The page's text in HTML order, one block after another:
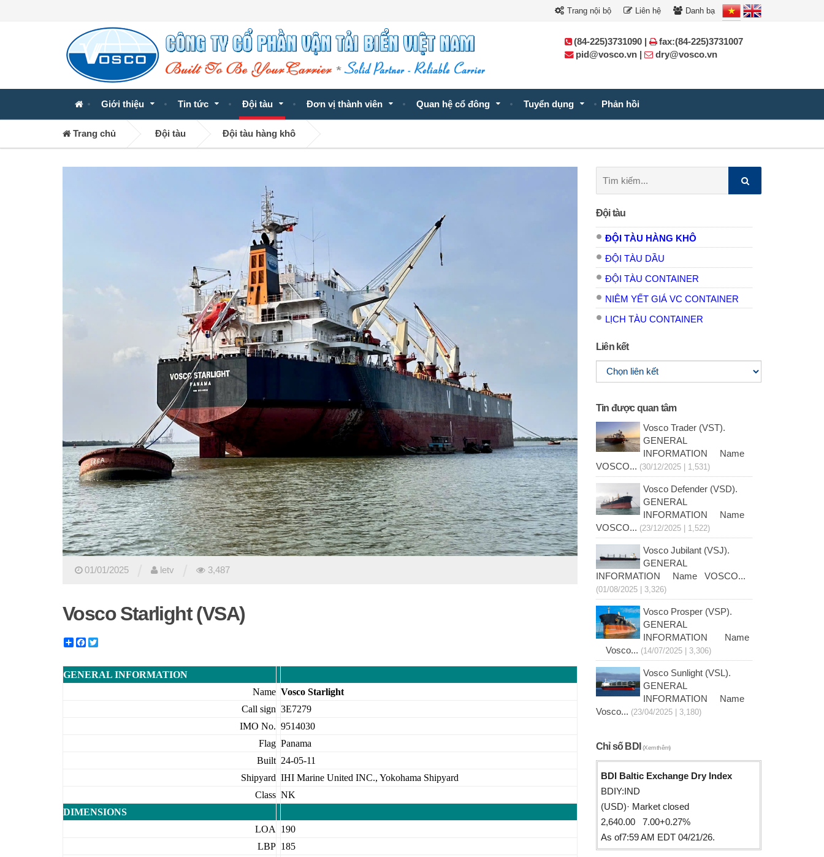
Trang nội bộ Liên hệ Danh bạ
Giới thiệu Tin tức Đội tàu Đơn vị thành viên Quan hệ cổ đông Tuyển dụng Phản hồi
(84-225)3731090 |
fax:(84-225)3731007
pid@vosco.vn |
dry@vosco.vn
Trang chủ Đội tàu Đội tàu hàng khô
01/01/2025 letv 3,487
Vosco Starlight (VSA)
ShareFacebook
GENERAL INFORMATION
Name Vosco Starlight
Call sign 3E7279
IMO No. 9514030
Flag Panama
Built 24-05-11
Shipyard IHI Marine United INC., Yokohama Shipyard
Class NK
DIMENSIONS
LOA
190
LBP 185
kiếm:
Đội tàu
ĐỘI TÀU HÀNG KHÔ
ĐỘI TÀU DẦU
ĐỘI TÀU CONTAINER
NIÊM YẾT GIÁ VC CONTAINER
LỊCH TÀU CONTAINER
Liên kết
Tin được quan tâm
Vosco Trader (VST).
GENERAL
INFORMATION Name
VOSCO... (30/12/2025 | 1,531)
Vosco Defender (VSD).
GENERAL
INFORMATION Name
VOSCO... (23/12/2025 | 1,522)
Vosco Jubilant (VSJ).
GENERAL
INFORMATION Name VOSCO...
(01/08/2025 | 3,326)
Vosco Prosper (VSP).
GENERAL
INFORMATION Name
Vosco... (14/07/2025 | 3,306)
Vosco Sunlight (VSL).
GENERAL
INFORMATION Name
Vosco... (23/04/2025 | 3,180)
Chỉ số BDI(Xem thêm)
BDI Baltic Exchange Dry Index
BDIY:IND
(USD)· Market closed
2,640.00 7.00+0.27%
As of7:59 AM EDT 04/21/26.